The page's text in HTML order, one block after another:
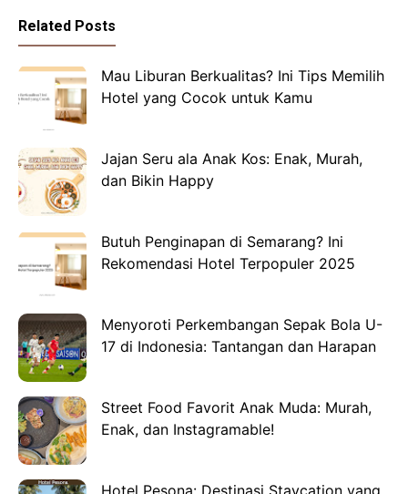
Related Posts
Mau Liburan Berkualitas? Ini Tips Memilih
Hotel yang Cocok untuk Kamu
Jajan Seru ala Anak Kos: Enak, Murah,
dan Bikin Happy
Butuh Penginapan di Semarang? Ini
Rekomendasi Hotel Terpopuler 2025
Menyoroti Perkembangan Sepak Bola U-
17 di Indonesia: Tantangan dan Harapan
Street Food Favorit Anak Muda: Murah,
Enak, dan Instagramable!
Hotel Pesona: Destinasi Staycation yang